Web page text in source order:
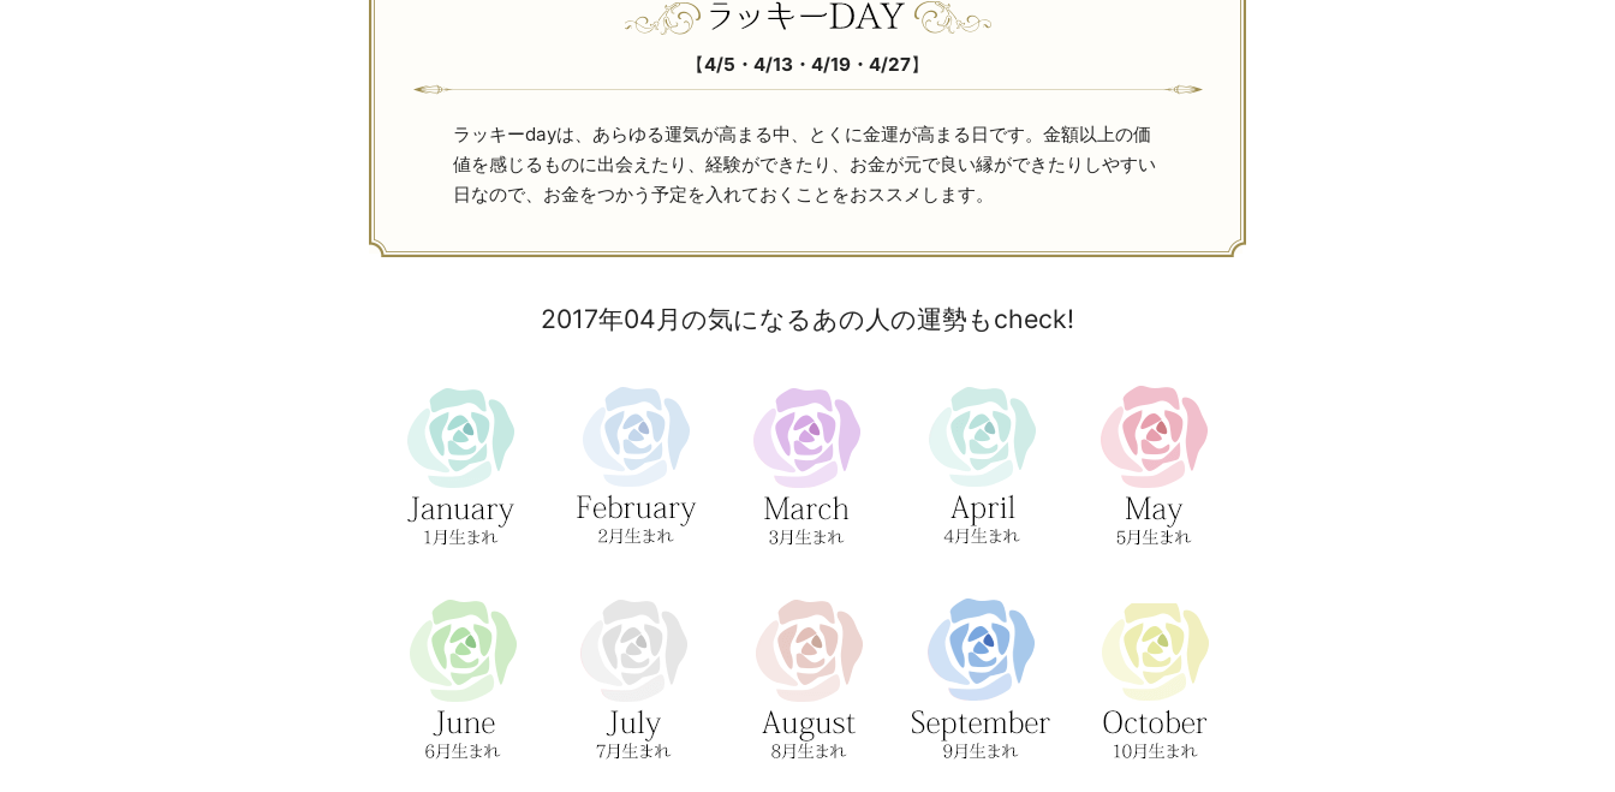
【4/5・4/13・4/19・4/27】
ラッキーdayは、あらゆる運気が高まる中、とくに金運が高まる日です。金額以上の価
値を感じるものに出会えたり、経験ができたり、お金が元で良い縁ができたりしやすい
日なので、お金をつかう予定を入れておくことをおススメします。
2017年04月の気になるあの人の運勢もcheck!